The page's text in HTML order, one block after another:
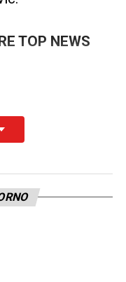
TOP NEWS